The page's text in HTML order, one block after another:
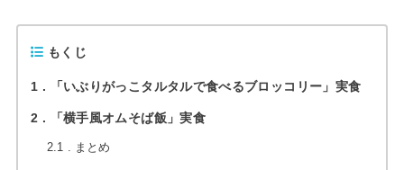
もくじ
1 「いぶりがっこタルタルで食べるブロッコリー」実食
2 「横手風オムそば飯」実食
2.1 まとめ